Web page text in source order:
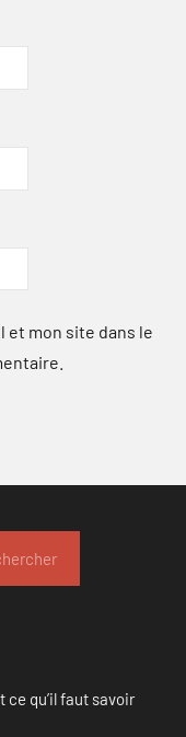
et mon site dans le
qu’il faut savoir